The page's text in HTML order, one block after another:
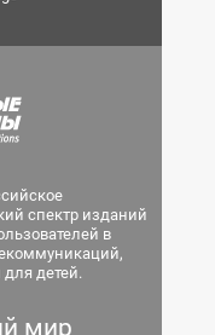
спектр изданий
в
детей.
мир